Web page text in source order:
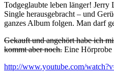
Todgeglaubte leben länger! Jerry
Single herausgebracht – und
ganzes Album folgen. Man darf
Gekauft und angehört habe ich
kommt aber noch. Eine Hörprobe
http://www.youtube.com/